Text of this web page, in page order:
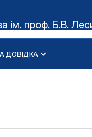
ім. проф. Б.В.
гуртка
ДОВІДКА